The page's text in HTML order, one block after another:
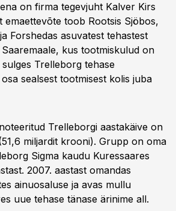
on firma tegevjuht Kalver Kirs
emaettevõte toob Rootsis Sjöbos,
Forshedas asuvatest tehastest
kus tootmiskulud on
Trelleborg tehase
sealsest tootmisest kolis juba
Trelleborgi aastakäive on
miljardit krooni). Grupp on oma
Sigma kaudu Kuressaares
2007. aastast omandas
ainuosaluse ja avas mullu
uue tehase tänase ärinime all.